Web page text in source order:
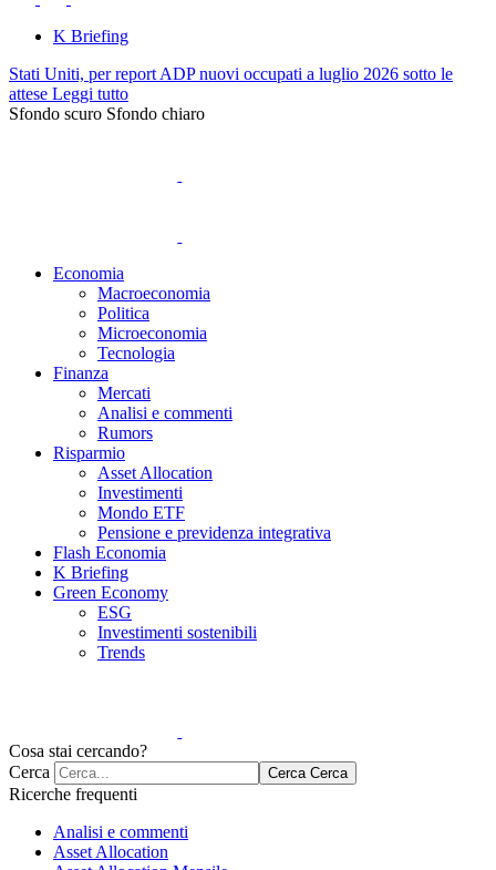
K Briefing
Stati Uniti, per report ADP nuovi occupati a luglio 2026 sotto le
attese Leggi tutto
Sfondo scuro Sfondo chiaro
Economia
Macroeconomia
Politica
Microeconomia
Tecnologia
Finanza
Mercati
Analisi e commenti
Rumors
Risparmio
Asset Allocation
Investimenti
Mondo ETF
Pensione e previdenza integrativa
Flash Economia
K Briefing
Green Economy
ESG
Investimenti sostenibili
Trends
Cosa stai cercando?
Cerca
Cerca Cerca
Ricerche frequenti
Analisi e commenti
Asset Allocation